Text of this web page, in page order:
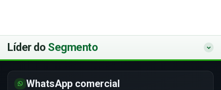
Líder do Segmento
WhatsApp comercial